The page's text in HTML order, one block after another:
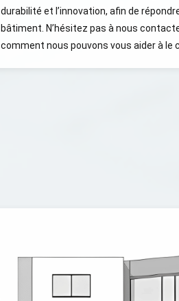
durabilité et l’innovation, afin de
bâtiment. N’hésitez pas à nous
comment nous pouvons vous aider à le